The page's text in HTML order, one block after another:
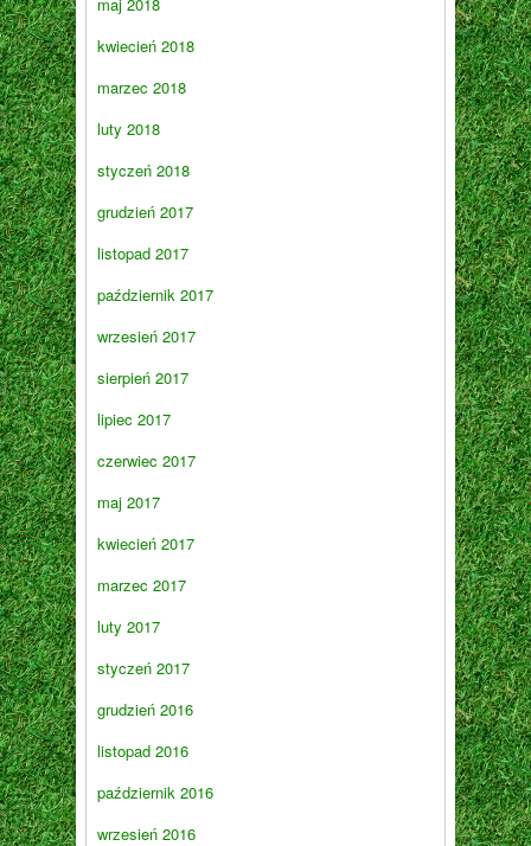
kwiecień 2018
marzec 2018
luty 2018
styczeń 2018
grudzień 2017
listopad 2017
październik 2017
wrzesień 2017
sierpień 2017
lipiec 2017
czerwiec 2017
maj 2017
kwiecień 2017
marzec 2017
luty 2017
styczeń 2017
grudzień 2016
listopad 2016
październik 2016
wrzesień 2016